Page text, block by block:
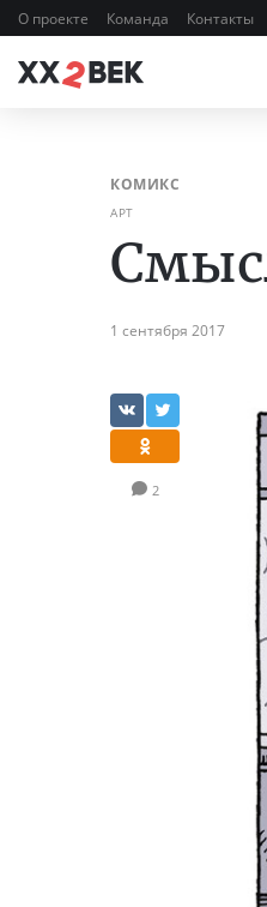
О проекте Команда Контакты
КОМИКС
АРТ
1 сентября 2017
2